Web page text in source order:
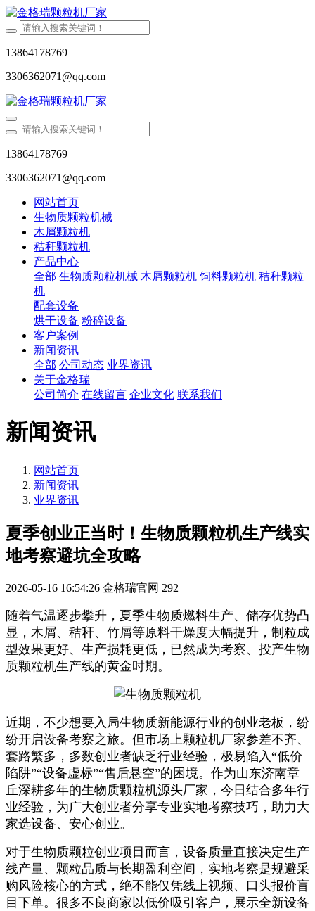
13864178769
3306362071@qq.com
13864178769
3306362071@qq.com
网站首页
生物质颗粒机械
木屑颗粒机
秸秆颗粒机
产品中心
全部 生物质颗粒机械 木屑颗粒机 饲料颗粒机 秸秆颗粒
机
配套设备
烘干设备 粉碎设备
客户案例
新闻资讯
全部 公司动态 业界资讯
关于金格瑞
公司简介 在线留言 企业文化 联系我们
新闻资讯
网站首页
新闻资讯
业界资讯
夏季创业正当时！生物质颗粒机生产线实
地考察避坑全攻略
2026-05-16 16:54:26 金格瑞官网 292
随着气温逐步攀升，夏季生物质燃料生产、储存优势凸
显，木屑、秸秆、竹屑等原料干燥度大幅提升，制粒成
型效果更好、生产损耗更低，已然成为考察、投产生物
质颗粒机生产线的黄金时期。
近期，不少想要入局生物质新能源行业的创业老板，纷
纷开启设备考察之旅。但市场上颗粒机厂家参差不齐、
套路繁多，多数创业者缺乏行业经验，极易陷入“低价
陷阱”“设备虚标”“售后悬空”的困境。作为山东济南章
丘深耕多年的生物质颗粒机源头厂家，今日结合多年行
业经验，为广大创业者分享专业实地考察技巧，助力大
家选设备、安心创业。
对于生物质颗粒创业项目而言，设备质量直接决定生产
线产量、颗粒品质与长期盈利空间，实地考察是规避采
购风险核心的方式，绝不能仅凭线上视频、口头报价盲
目下单。很多不良商家以低价吸引客户，展示全新设备